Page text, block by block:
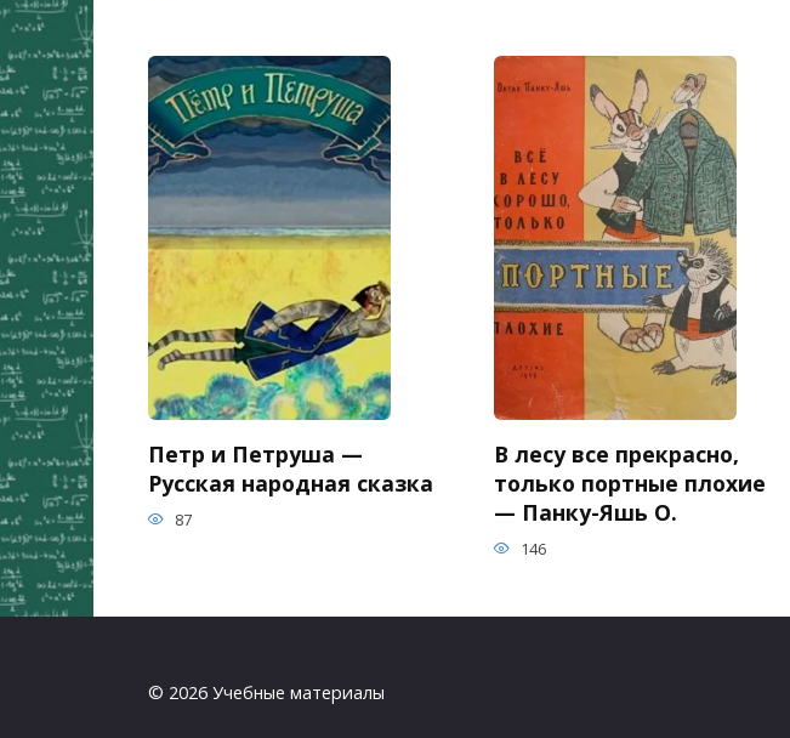
Петр и Петруша —
Русская народная сказка
87
В лесу все прекрасно,
только портные плохие
— Панку-Яшь О.
146
© 2026 Учебные материалы